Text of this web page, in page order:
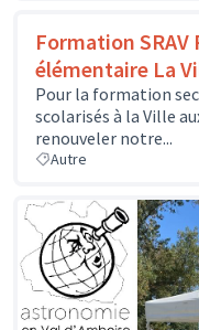
Formation SRAV
élémentaire La
Pour la formation
scolarisés à la Ville
renouveler notre...
Autre